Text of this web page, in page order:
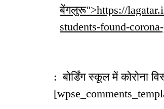
बेंगलुरू">https://
students-found-
: बोर्डिंग स्कूल में कोरोना